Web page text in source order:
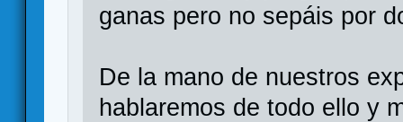
ganas pero no sepáis por
De la mano de nuestros
hablaremos de todo ello y